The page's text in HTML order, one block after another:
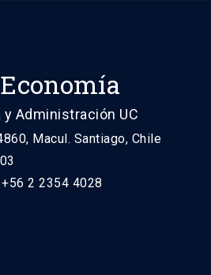
Administración UC
Macul. Santiago, Chile
2 2354 4028